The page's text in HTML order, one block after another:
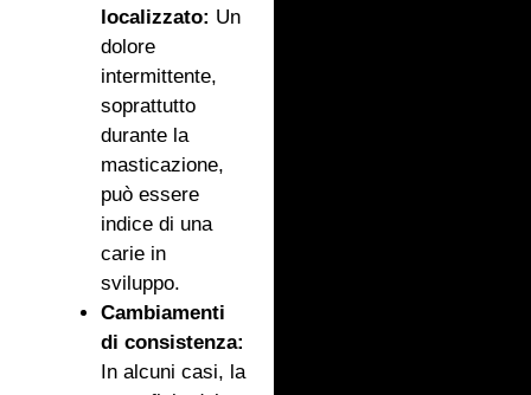
localizzato: Un
dolore
intermittente,
soprattutto
durante la
masticazione,
può essere
indice di una
carie in
sviluppo.
Cambiamenti
di consistenza:
In alcuni casi, la